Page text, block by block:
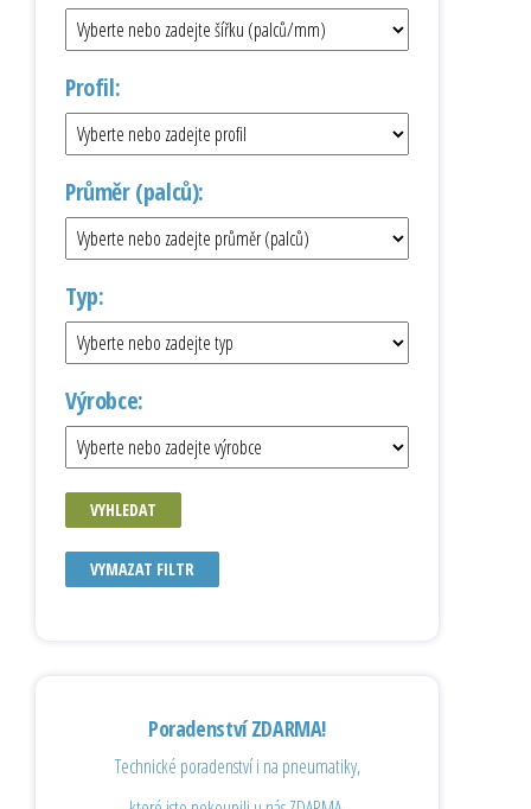
Profil:
Průměr (palců):
Typ:
Výrobce:
VYHLEDAT
VYMAZAT FILTR
Poradenství ZDARMA!
Technické poradenství i na pneumatiky,